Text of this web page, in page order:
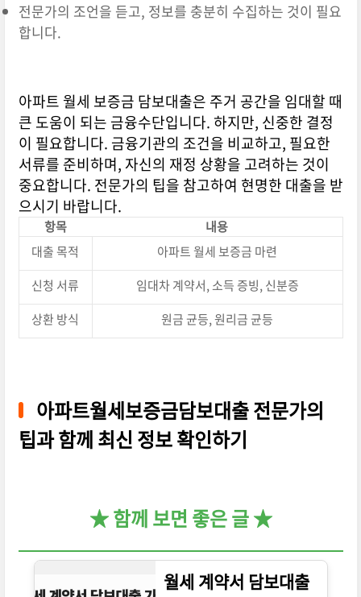
전문가의 조언을 듣고, 정보를 충분히 수집하는 것이 필요
합니다.
아파트 월세 보증금 담보대출은 주거 공간을 임대할 때
큰 도움이 되는 금융수단입니다. 하지만, 신중한 결정
이 필요합니다. 금융기관의 조건을 비교하고, 필요한
서류를 준비하며, 자신의 재정 상황을 고려하는 것이
중요합니다. 전문가의 팁을 참고하여 현명한 대출을 받
으시기 바랍니다.
항목
내용
대출 목적
아파트 월세 보증금 마련
신청 서류
임대차 계약서, 소득 증빙, 신분증
상환 방식
원금 균등, 원리금 균등
아파트월세보증금담보대출 전문가의
팁과 함께 최신 정보 확인하기
★ 함께 보면 좋은 글 ★
월세 계약서 담보대출